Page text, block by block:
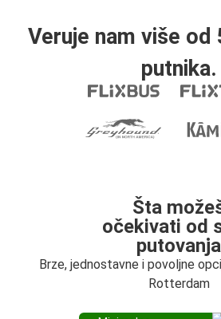
Veruje nam više od
putnika.
Šta
očekivati od
putovanja
Brze, jednostavne i povoljne
Rotterdam